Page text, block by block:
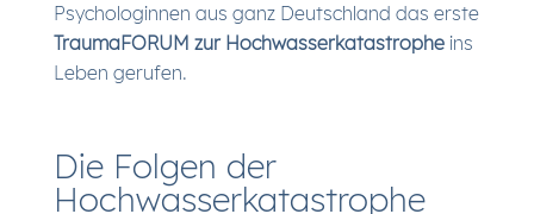
Psychologinnen aus ganz Deutschland das erste
TraumaFORUM zur Hochwasserkatastropheins
Leben gerufen.
Die Folgen der
Hochwasserkatastrophe